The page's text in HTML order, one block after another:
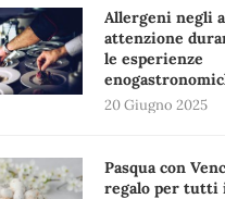
Allergeni negli
attenzione
le esperienze
20 Giugno 2025
Pasqua con
regalo per tutti